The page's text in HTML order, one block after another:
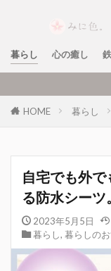
暮らし 心の癒し
HOME 暮らし
自宅でも外
る防水シーツ。
2023年5月5日
暮らし, 暮らしの